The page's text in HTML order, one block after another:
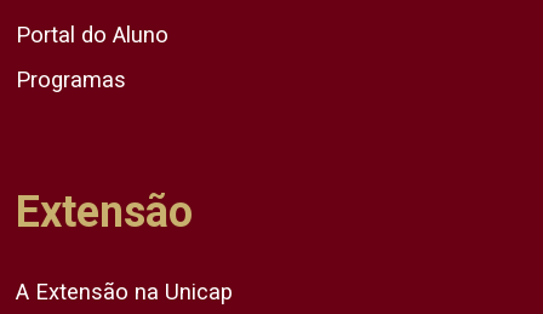
Portal do Aluno
Programas
Extensão
A Extensão na Unicap